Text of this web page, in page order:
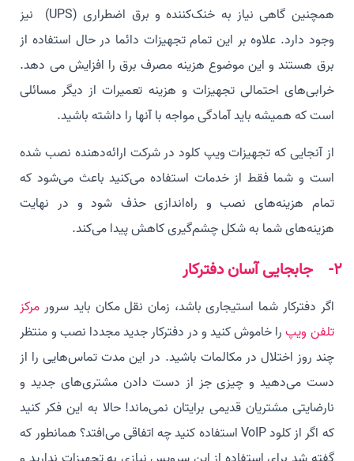
همچنین گاهی نیاز به خنک‌کننده و برق‌ اضطراری (UPS) نیز
وجود دارد. علاوه بر این تمام تجهیزات دائما در حال استفاده از
برق هستند و این موضوع هزینه‌ مصرف برق را افزایش می‌ دهد.
خرابی‌های احتمالی تجهیزات و هزینه‌ تعمیرات از دیگر مسائلی
است که همیشه باید آمادگی مواجه با آنها را داشته باشید.
از آنجایی که تجهیزات ویپ کلود در شرکت ارائه‌دهنده نصب شده
است و شما فقط از خدمات استفاده می‌کنید باعث می‌شود که
تمام هزینه‌های نصب و راه‌اندازی حذف شود و در نهایت
هزینه‌های شما به شکل چشم‌گیری کاهش پیدا می‌کند.
2- جابجایی آسان دفترکار
اگر دفترکار شما استیجاری باشد، زمان نقل مکان باید سرور مرکز
تلفن ویپرا خاموش کنید و در دفترکار جدید مجددا نصب و منتظر
چند روز اختلال در مکالمات باشید. در این مدت تماس‌هایی را از
دست می‌دهید و چیزی جز از دست دادن مشتری‌های جدید و
نارضایتی مشتریان قدیمی برایتان نمی‌ماند! حالا به این فکر کنید
که اگر از کلود VoIP استفاده کنید چه اتفاقی می‌افتد؟ همانطور که
گفته شد برای استفاده از این سرویس نیازی به تجهیزات ندارید و